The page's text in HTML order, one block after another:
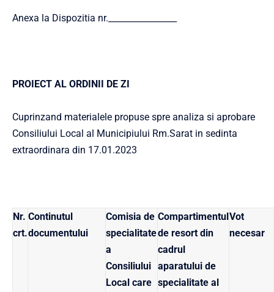
Anexa la Dispozitia nr.________________
PROIECT AL ORDINII DE ZI
Cuprinzand materialele propuse spre analiza si aprobare
Consiliului Local al Municipiului Rm.Sarat in sedinta
extraordinara din 17.01.2023
Nr.
crt.
Continutul
documentului
Comisia de
specialitate
a
Consiliului
Local care
Compartimentul
de resort din
cadrul
aparatului de
specialitate al
Vot
necesar